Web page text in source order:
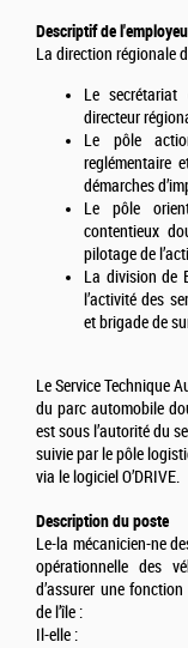
Descriptif de
La direction régionale
Le
directeur
Le pôle
reglémentaire
démarches
Le pôle
contentieux
pilotage de
La division de
l’activité des
et brigade de
Le Service Technique
du parc automobile
est sous l’autorité du
suivie par le pôle
via le logiciel O’DRIVE.
Description du poste
Le-la mécanicien-ne
opérationnelle des
d’assurer une
de l’île :
Il-elle :